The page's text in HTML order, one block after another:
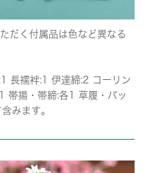
だく付属品は色など異なる
長襦袢:1 伊達締:2 コーリン
帯揚・帯締:各1 草履・バッ
みます。